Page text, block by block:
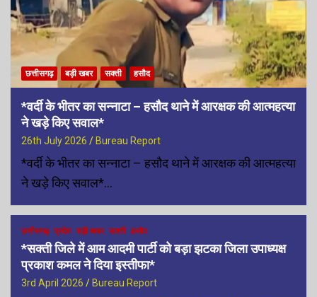
छत्तीसगढ़ बड़ी खबर सक्ती हसौद
*वर्दी के भीतर का सन्नाटा – हसौद थाने में आरक्षक की आत्महत्या
ने खड़े किए सवाल*
26th July 2026 Bureau Report
*वर्दी के भीतर का सन्नाटा – हसौद थाने में आरक्षक की आत्महत्या
ने खड़े किए सवाल*…
छत्तीसगढ़ प्रदेश बड़ी खबर सक्ती हसौद
*सक्ती जिले में आम आदमी पार्टी को बड़ा झटका जिला उपाध्यक्ष
प्रकाश कमल ने दिया इस्तीफा*
3rd April 2026 Bureau Report